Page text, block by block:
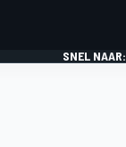
SNEL NAAR: